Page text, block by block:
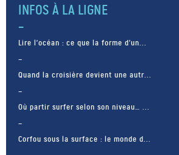
INFOS À LA LIGNE
Lire l’océan : ce que la forme d’un...
Quand la croisière devient une autr...
Où partir surfer selon son niveau… ...
Corfou sous la surface : le monde d...